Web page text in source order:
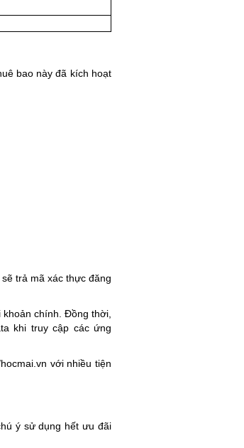
bao này đã kích hoạt
trả mã xác thực đăng
chính. Đồng thời,
khi truy cập các ứng
với nhiều tiện
ý sử dụng hết ưu đãi